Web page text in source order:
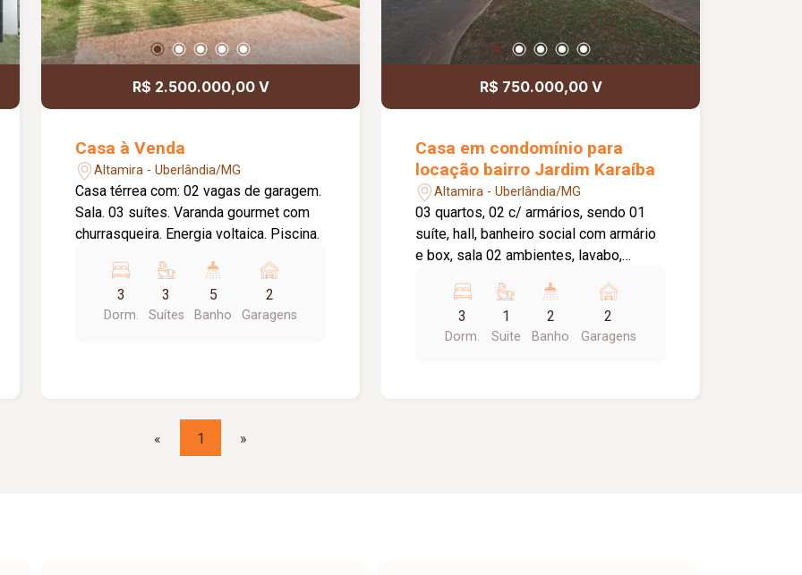
Persianas integradas automáticas com
blackout; -Iluminação personalizada
(projeto luminotécnico); -Infraestrutura
de ar-condicionado embutido; -04
suítes sendo 01 suíte master com
mais 3 suítes: 1 com closet e 1 com
semi closet; -Banheiros com Box,
espelhos e acessórios DECA
(cabideiro, porta toalha, porta papel,
ducha higiênica, chuveiro e assento
sanitário Slow Closet).
Persianas automáticas; -Iluminação
personalizada (projeto luminotécnico); -
Infraestrutura de ar-condicionado
embutido, incluindo ponto cassete no
pé direito duplo; -Banheiros com Box,
(cabideiro, porta toalha, porta papel,
ducha higiênica, chuveiro e assento
sanitário Slow Closet); -Suíte master
com banheira de hidromassagem.
R$ 2.500.000,00 V
Casa à Venda
Altamira - Uberlândia/MG
Casa térrea com: 02 vagas de garagem.
Sala. 03 suítes. Varanda gourmet com
churrasqueira. Energia voltaica. Piscina.
3
Dorm.
3
Suítes
5
Banho
2
Garagens
R$ 750.000,00 V
Casa em condomínio para
locação bairro Jardim Karaíba
Altamira - Uberlândia/MG
03 quartos, 02 c/ armários, sendo 01
suíte, hall, banheiro social com armário
e box, sala 02 ambientes, lavabo,
quintal, piso cerâmico, estacionamento
p/ 02 carros, portaria 24 horas, piscina,
salão de festas, quiosque, 04 praças.
3
Dorm.
1
Suite
2
Banho
2
Garagens
« 1 »